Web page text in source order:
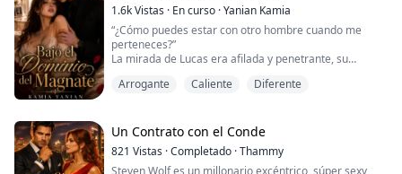
Sin embargo, el jueg...
1.6kVistas · En curso ·Yanian Kamia
“¿Cómo puedes estar con otro hombre cuando me
perteneces?”
La mirada de Lucas era afilada y penetrante, su
ojos no se apartaban ni un segundo de la joven frente a
derecho a controlarme, señor Miller”, respondió Cyril
sin el menor miedo, sosteniéndole la mirada a Lucas
Miller.
Arrogante Caliente Diferente
Un Contrato con el Conde
821 Vistas ·Completado ·Thammy
Steven Wolf es un millonario excéntrico, súper sexy,